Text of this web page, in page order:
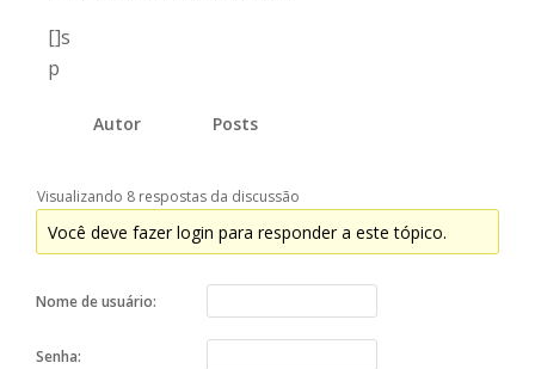
[]s
p
Autor Posts
Visualizando 8 respostas da discussão
Você deve fazer login para responder a este tópico.
Nome de usuário:
Senha: